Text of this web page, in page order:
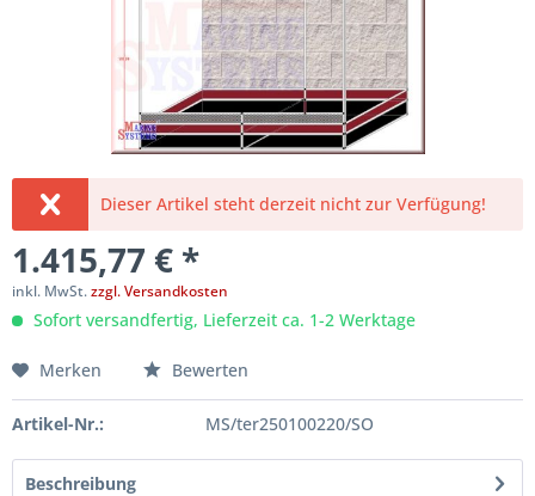
Dieser Artikel steht derzeit nicht zur Verfügung!
1.415,77 € *
inkl. MwSt.zzgl. Versandkosten
Sofort versandfertig, Lieferzeit ca. 1-2 Werktage
Merken Bewerten
Artikel-Nr.: MS/ter250100220/SO
Beschreibung